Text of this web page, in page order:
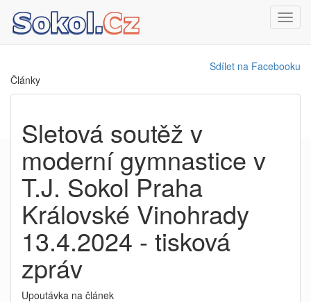
Sdílet na Facebooku
Články
Sletová soutěž v
moderní gymnastice v
T.J. Sokol Praha
Královské Vinohrady
13.4.2024 - tisková
zpráv
Upoutávka na článek